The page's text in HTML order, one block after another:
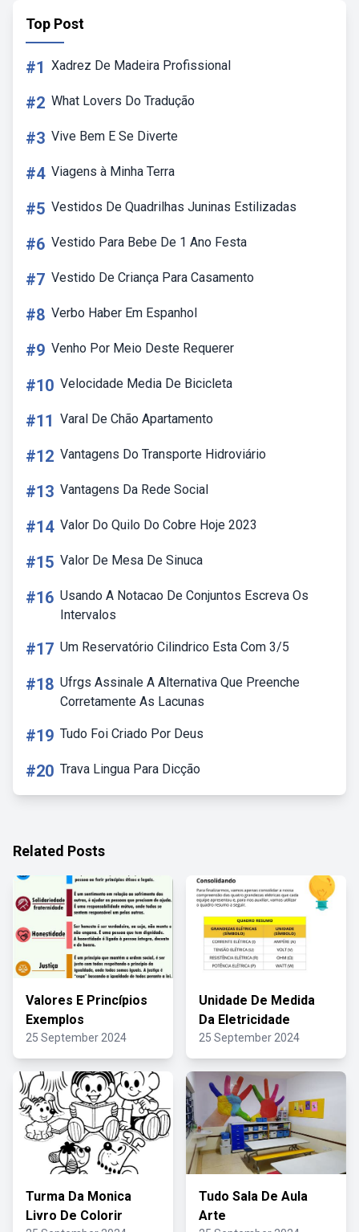
Top Post
#1 Xadrez De Madeira Profissional
#2 What Lovers Do Tradução
#3 Vive Bem E Se Diverte
#4 Viagens à Minha Terra
#5 Vestidos De Quadrilhas Juninas Estilizadas
#6 Vestido Para Bebe De 1 Ano Festa
#7 Vestido De Criança Para Casamento
#8 Verbo Haber Em Espanhol
#9 Venho Por Meio Deste Requerer
#10 Velocidade Media De Bicicleta
#11 Varal De Chão Apartamento
#12 Vantagens Do Transporte Hidroviário
#13 Vantagens Da Rede Social
#14 Valor Do Quilo Do Cobre Hoje 2023
#15 Valor De Mesa De Sinuca
#16 Usando A Notacao De Conjuntos Escreva Os
Intervalos
#17 Um Reservatório Cilindrico Esta Com 3/5
#18 Ufrgs Assinale A Alternativa Que Preenche
Corretamente As Lacunas
#19 Tudo Foi Criado Por Deus
#20 Trava Lingua Para Dicção
Related Posts
Valores E Princípios
Exemplos
25 September 2024
Unidade De Medida
Da Eletricidade
25 September 2024
Turma Da Monica
Livro De Colorir
Tudo Sala De Aula
Arte